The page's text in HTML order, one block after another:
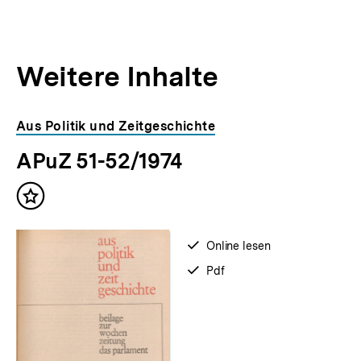
Weitere Inhalte
Inhaltskarousell
für
weitere
Inhalte
Inhaltskarussell
überspringen
Aus Politik und Zeitgeschichte
APuZ 51-52/1974
Inhalt
verfügbar
zum
Online lesen
verfügbar
Pdf